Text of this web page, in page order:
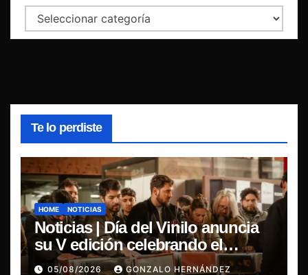
Categorías
Te lo perdiste
HOME NOTICIAS
Noticias | Día del Vinilo anuncia
su V edición celebrando el
regreso del 7″ fabricado en Chile
05/08/2026 GONZALO HERNÁNDEZ